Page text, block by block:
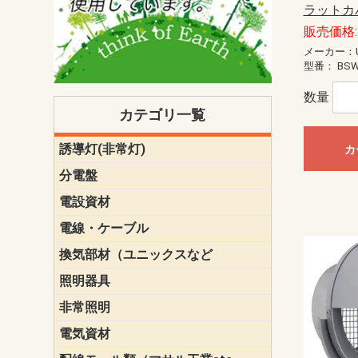
カテゴリ一覧
誘導灯(非常灯)
一般型(みる
一般型長時
一般型長時
誘導音付点
防湿・防雨
防湿・防雨
防湿・防雨
クリーンル
客席誘導灯
誘導灯リニ
誘導灯ガー
交換電池（
誘導灯交換
パネル単体
分電盤
標準分電盤
電化対応
創エネ対応
あんしん機
分電盤補修
分電盤用ブ
プラスばん
フリーボッ
リニューア
WHMボッ
WHM取付
露出化粧枠
半埋込化粧
住宅分電盤
テンパール
電設資材
電線・ケーブル
換気部材（ユニックスなど
温度ヒューズ
フィルター
樹脂製グリル
スリーブキ
レジスター
ALCスリー
ACEジョイ
ACEスリー
ACE止水板
厚型 グリル
薄型 グリル
中型 グリル
外風対策 角
外風対策 角
外風対策（
外風対策 丸
外風対策 丸
軒天井用 グ
床下通気用
給気電動シ
パイプフード
ウェザーカバ
防音フード
差圧式吸気口
防火ダンパー
風量調整ダ
逆風止ダンパ
サイレンサー
UKDF風向
消音・フレ
照明器具
遠藤照明（
オーデリッ
コイズミ照明
大光電機（
東芝ライテッ
パナソニッ
三菱電機
クラコ
非常照明
ODELIC非常
三菱非常灯
東芝LED非常
パナソニッ
電気資材
端子台
圧着端子・
差込みコネ
リレー
インシュロ
日動電工製
ねじなし電
ねじ付き電
厚鋼電線管Z
ボックス・
樹脂製ボッ
CD管・PF管
金物類
エフレック
ラットカ
販売価格
メーカー
型番：
数量